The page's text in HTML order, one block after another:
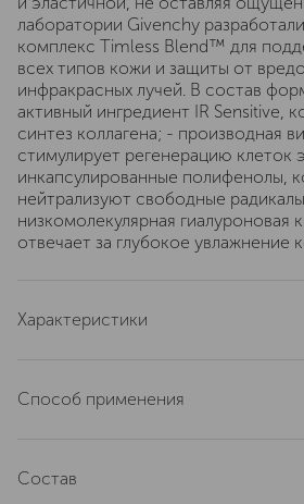
лаборатории Givenchy
комплекс Timless Blend™ для
всех типов кожи и защиты от
инфракрасных лучей. В состав
активный ингредиент IR Sensitive,
синтез коллагена; - производная
стимулирует регенерацию клеток
инкапсулированные полифенолы,
нейтрализуют свободные
низкомолекулярная гиалуроновая
отвечает за глубокое увлажнение
Характеристики
область применения
артикул
Способ применения
применения утром или вечером
Состав